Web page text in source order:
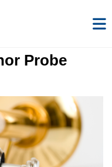
Probe